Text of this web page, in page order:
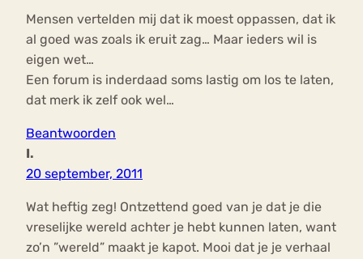
Mensen vertelden mij dat ik moest oppassen, dat ik
al goed was zoals ik eruit zag… Maar ieders wil is
eigen wet…
Een forum is inderdaad soms lastig om los te laten,
dat merk ik zelf ook wel…
Beantwoorden
I.
20 september, 2011
Wat heftig zeg! Ontzettend goed van je dat je die
vreselijke wereld achter je hebt kunnen laten, want
zo’n ”wereld” maakt je kapot. Mooi dat je je verhaal